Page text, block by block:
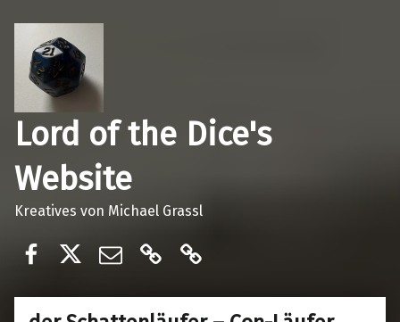
Lord of the Dice's
Website
Kreatives von Michael Grassl